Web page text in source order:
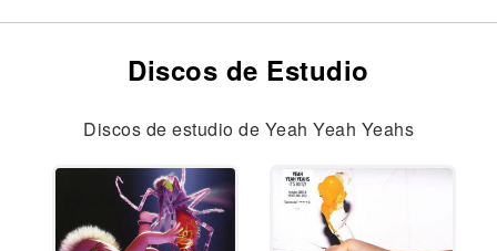
Discos de Estudio
Discos de estudio de Yeah Yeah Yeahs